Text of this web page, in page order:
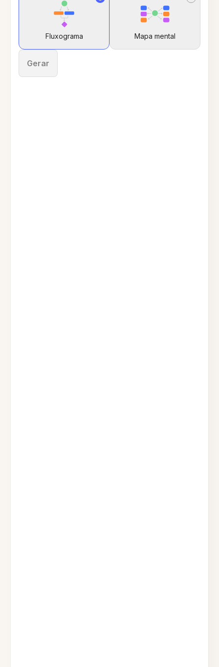
Fluxograma Mapa mental
Gerar